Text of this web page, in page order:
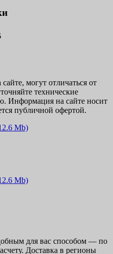
могут отличаться от
технические
Информация на сайте носит
публичной офертой.
Mb)
Mb)
для вас способом — по
Доставка в регионы